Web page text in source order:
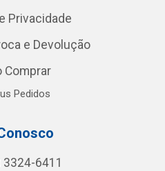
Privacidade
e Devolução
Comprar
Pedidos
3324-6411